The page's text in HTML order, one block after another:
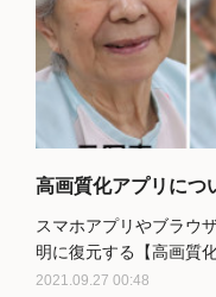
2021.09.27 00:48
高画質化アプリにつ
スマホアプリやブラウ
明に復元する【高画質